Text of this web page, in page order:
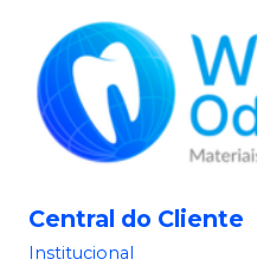
Central do Cliente
Institucional